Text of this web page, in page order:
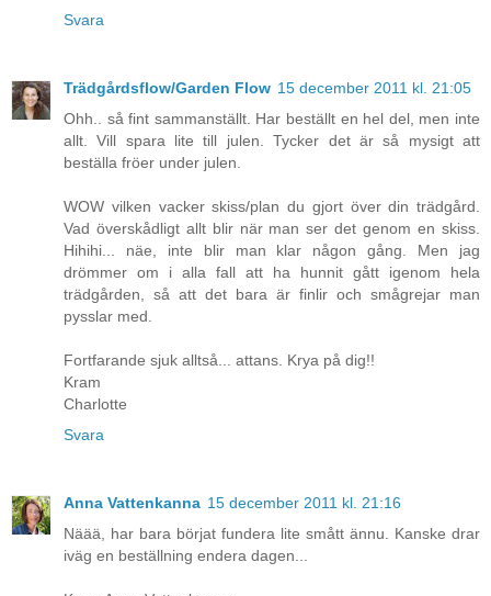
Svara
Trädgårdsflow/Garden Flow 15 december 2011 kl. 21:05
Ohh.. så fint sammanställt. Har beställt en hel del, men inte
allt. Vill spara lite till julen. Tycker det är så mysigt att
beställa fröer under julen.
WOW vilken vacker skiss/plan du gjort över din trädgård.
Vad överskådligt allt blir när man ser det genom en skiss.
Hihihi... näe, inte blir man klar någon gång. Men jag
drömmer om i alla fall att ha hunnit gått igenom hela
trädgården, så att det bara är finlir och smågrejar man
pysslar med.
Fortfarande sjuk alltså... attans. Krya på dig!!
Kram
Charlotte
Svara
Anna Vattenkanna 15 december 2011 kl. 21:16
Näää, har bara börjat fundera lite smått ännu. Kanske drar
iväg en beställning endera dagen...